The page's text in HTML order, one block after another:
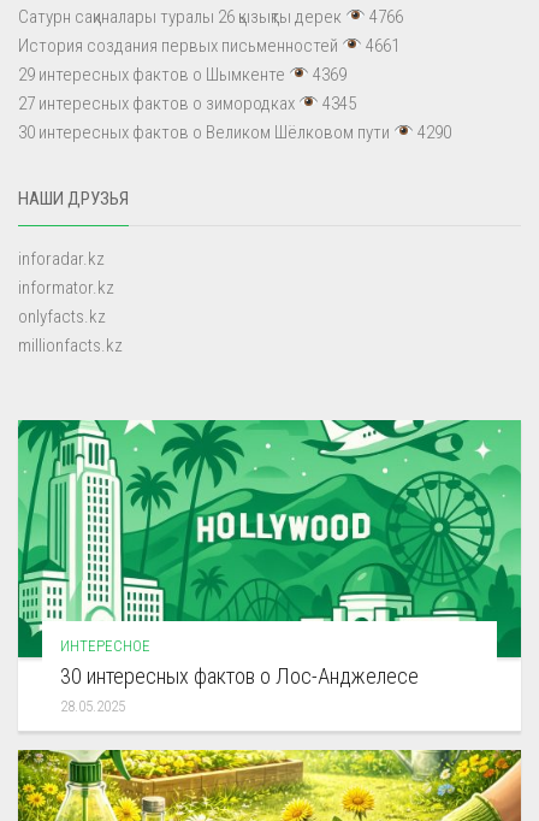
Сатурн сақиналары туралы 26 қызықты дерек
4766
История создания первых письменностей
4661
29 интересных фактов о Шымкенте
4369
27 интересных фактов о зимородках
4345
30 интересных фактов о Великом Шёлковом пути
4290
НАШИ ДРУЗЬЯ
inforadar.kz
informator.kz
onlyfacts.kz
millionfacts.kz
ИНТЕРЕСНОЕ
30 интересных фактов о Лос-Анджелесе
28.05.2025